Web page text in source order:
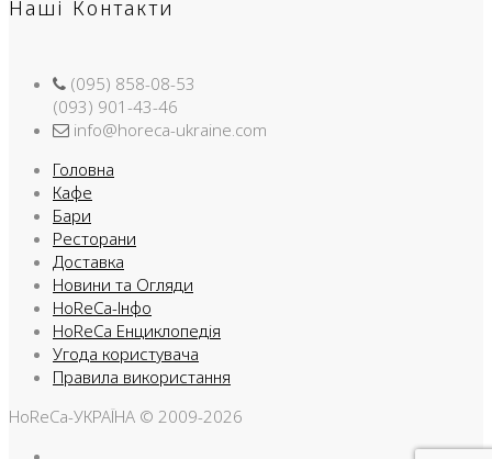
Наші Контакти
(095) 858-08-53
(093) 901-43-46
info@horeca-ukraine.com
Головна
Кафе
Бари
Ресторани
Доставка
Новини та Огляди
HoReCa-Інфо
HoReCa Енциклопедія
Угода користувача
Правила використання
HoReCa-УКРАЇНА © 2009-2026